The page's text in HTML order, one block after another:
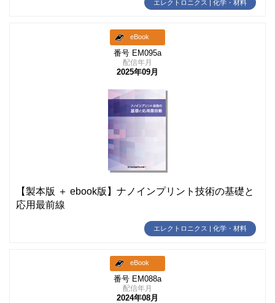
エレクトロニクス | 化学・材料
eBook
番号 EM095a
配信年月
2025年09月
【製本版 ＋ ebook版】ナノインプリント技術の基礎と
応用最前線
エレクトロニクス | 化学・材料
eBook
番号 EM088a
配信年月
2024年08月